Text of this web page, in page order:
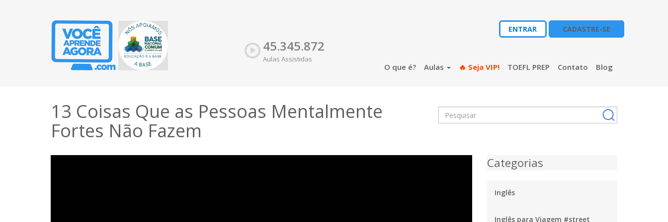
ENTRAR CADASTRE-SE
45.345.872
Aulas Assistidas
O que é? Aulas 🔥 Seja VIP! TOEFL PREP Contato Blog
13 Coisas Que as Pessoas Mentalmente
Fortes Não Fazem
Categorias
Inglês
Inglês para Viagem #street